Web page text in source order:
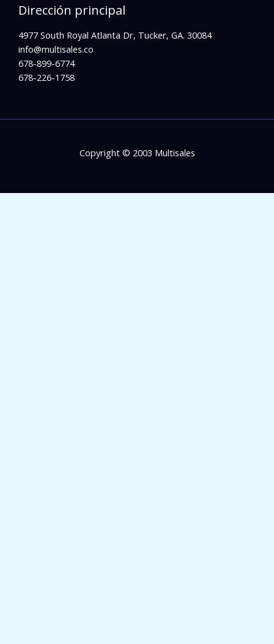
Dirección principal
4977 South Royal Atlanta Dr, Tucker, GA. 30084
info@multisales.co​
678-899-6774
678-226-1758
Copyright © 2003 Multisales